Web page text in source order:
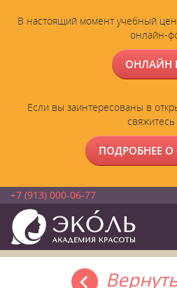
В настоящий момент учебный
онлайн-
ОНЛАЙН
Если вы заинтересованы в
ПОДРОБНЕЕ
+7 (913) 000-06-77